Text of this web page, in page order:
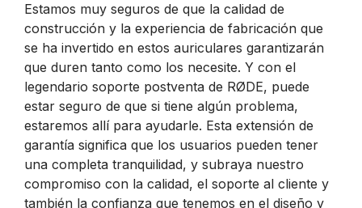
Estamos muy seguros de que la calidad de
construcción y la experiencia de fabricación que
se ha invertido en estos auriculares garantizarán
que duren tanto como los necesite. Y con el
legendario soporte postventa de RØDE, puede
estar seguro de que si tiene algún problema,
estaremos allí para ayudarle. Esta extensión de
garantía significa que los usuarios pueden tener
una completa tranquilidad, y subraya nuestro
compromiso con la calidad, el soporte al cliente y
también la confianza que tenemos en el diseño y